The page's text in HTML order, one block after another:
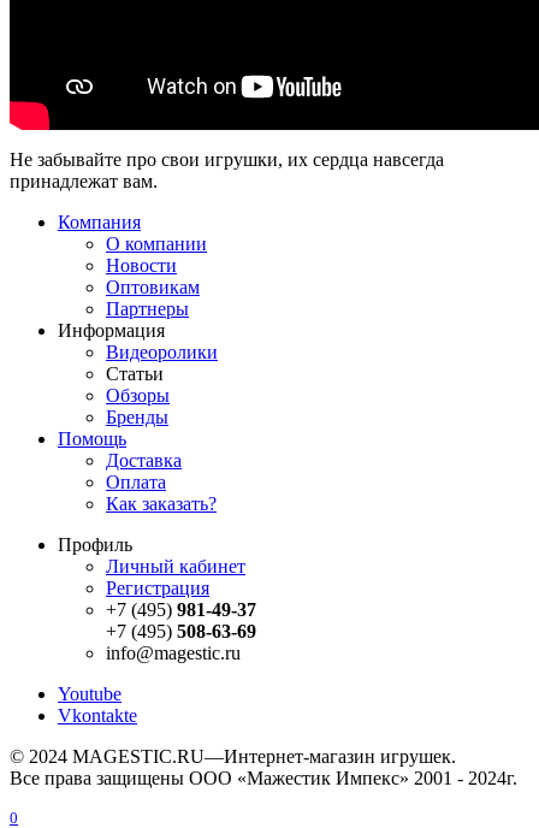
Не забывайте про свои игрушки, их сердца навсегда
принадлежат вам.
Компания
О компании
Новости
Оптовикам
Партнеры
Информация
Видеоролики
Статьи
Обзоры
Бренды
Помощь
Доставка
Оплата
Как заказать?
Профиль
Личный кабинет
Регистрация
+7 (495) 981-49-37
+7 (495) 508-63-69
info@magestic.ru
Youtube
Vkontakte
© 2024 MAGESTIC.RU—Интернет-магазин игрушек.
Все права защищены ООО «Mажестик Импекс» 2001 - 2024г.
0